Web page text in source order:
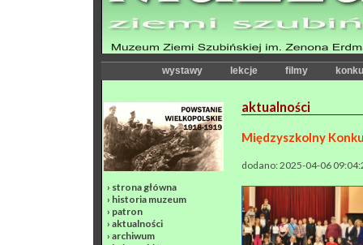
wystawy lekcje filmy
› strona główna
› historia muzeum
› patron
› aktualności
› archiwum
aktualności
Międzyszkolny
dodano: 2025-04-06